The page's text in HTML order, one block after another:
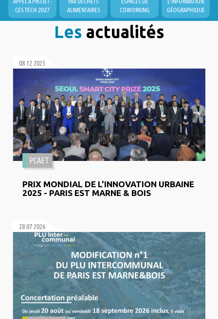
CES TECH 2027
ALIMENTAIRES
COWORKING
GÉOGRAPHIQUE
Les actualités
08 12 2025
PCAET
PRIX MONDIAL DE L'INNOVATION URBAINE
2025 - PARIS EST MARNE & BOIS
28 07 2026